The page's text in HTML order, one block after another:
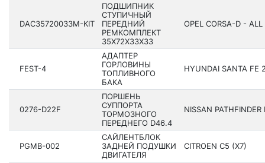
DAC35720033M-KIT
ПОДШИПНИК
СТУПИЧНЫЙ
ПЕРЕДНИЙ
РЕМКОМПЛЕКТ
35X72X33X33
OPEL CORSA-D -
FEST-4
АДАПТЕР
ГОРЛОВИНЫ
ТОПЛИВНОГО
БАКА
HYUNDAI SANTA
0276-D22F
ПОРШЕНЬ
СУППОРТА
ТОРМОЗНОГО
ПЕРЕДНЕГО D46.4
NISSAN
PGMB-002
САЙЛЕНТБЛОК
ЗАДНЕЙ ПОДУШКИ
ДВИГАТЕЛЯ
CITROEN C5 (X7)